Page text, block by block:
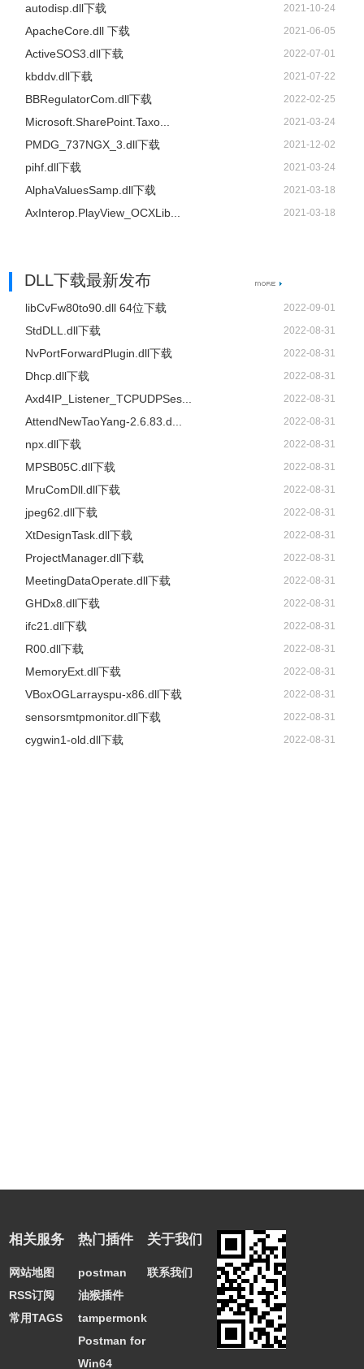
autodisp.dll下载 2021-10-24
ApacheCore.dll 下载 2021-06-05
ActiveSOS3.dll下载 2022-07-01
kbddv.dll下载 2021-07-22
BBRegulatorCom.dll下载 2022-02-25
Microsoft.SharePoint.Taxo... 2021-03-24
PMDG_737NGX_3.dll下载 2021-12-02
pihf.dll下载 2021-03-24
AlphaValuesSamp.dll下载 2021-03-18
AxInterop.PlayView_OCXLib... 2021-03-18
DLL下载最新发布
libCvFw80to90.dll 64位下载 2022-09-01
StdDLL.dll下载 2022-08-31
NvPortForwardPlugin.dll下载 2022-08-31
Dhcp.dll下载 2022-08-31
Axd4IP_Listener_TCPUDPSes... 2022-08-31
AttendNewTaoYang-2.6.83.d... 2022-08-31
npx.dll下载 2022-08-31
MPSB05C.dll下载 2022-08-31
MruComDll.dll下载 2022-08-31
jpeg62.dll下载 2022-08-31
XtDesignTask.dll下载 2022-08-31
ProjectManager.dll下载 2022-08-31
MeetingDataOperate.dll下载 2022-08-31
GHDx8.dll下载 2022-08-31
ifc21.dll下载 2022-08-31
R00.dll下载 2022-08-31
MemoryExt.dll下载 2022-08-31
VBoxOGLarrayspu-x86.dll下载 2022-08-31
sensorsmtpmonitor.dll下载 2022-08-31
cygwin1-old.dll下载 2022-08-31
相关服务
网站地图
RSS订阅
常用TAGS
热门插件
postman
油猴插件
tampermonkey
Postman for
Win64
关于我们
联系我们